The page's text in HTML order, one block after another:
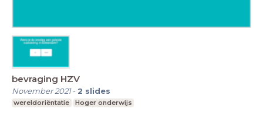
bevraging HZV
November 2021- 2 slides
wereldoriëntatie Hoger onderwijs